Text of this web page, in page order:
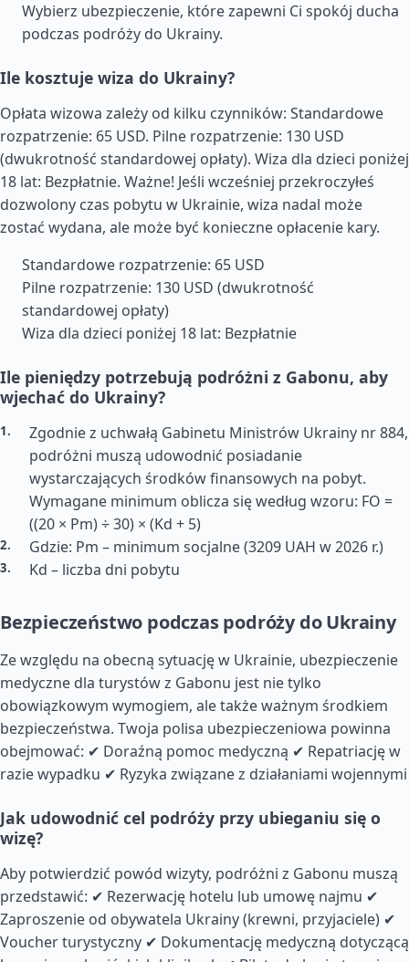
Wybierz ubezpieczenie, które zapewni Ci spokój ducha
podczas podróży do Ukrainy.
Ile kosztuje wiza do Ukrainy?
Opłata wizowa zależy od kilku czynników: Standardowe
rozpatrzenie: 65 USD. Pilne rozpatrzenie: 130 USD
(dwukrotność standardowej opłaty). Wiza dla dzieci poniżej
18 lat: Bezpłatnie. Ważne! Jeśli wcześniej przekroczyłeś
dozwolony czas pobytu w Ukrainie, wiza nadal może
zostać wydana, ale może być konieczne opłacenie kary.
Standardowe rozpatrzenie: 65 USD
Pilne rozpatrzenie: 130 USD (dwukrotność
standardowej opłaty)
Wiza dla dzieci poniżej 18 lat: Bezpłatnie
Ile pieniędzy potrzebują podróżni z Gabonu, aby
wjechać do Ukrainy?
Zgodnie z uchwałą Gabinetu Ministrów Ukrainy nr 884,
podróżni muszą udowodnić posiadanie
wystarczających środków finansowych na pobyt.
Wymagane minimum oblicza się według wzoru: FO =
((20 × Pm) ÷ 30) × (Kd + 5)
Gdzie: Pm – minimum socjalne (3209 UAH w 2026 r.)
Kd – liczba dni pobytu
Bezpieczeństwo podczas podróży do Ukrainy
Ze względu na obecną sytuację w Ukrainie, ubezpieczenie
medyczne dla turystów z Gabonu jest nie tylko
obowiązkowym wymogiem, ale także ważnym środkiem
bezpieczeństwa. Twoja polisa ubezpieczeniowa powinna
obejmować: ✔ Doraźną pomoc medyczną ✔ Repatriację w
razie wypadku ✔ Ryzyka związane z działaniami wojennymi
Jak udowodnić cel podróży przy ubieganiu się o
wizę?
Aby potwierdzić powód wizyty, podróżni z Gabonu muszą
przedstawić: ✔ Rezerwację hotelu lub umowę najmu ✔
Zaproszenie od obywatela Ukrainy (krewni, przyjaciele) ✔
Voucher turystyczny ✔ Dokumentację medyczną dotyczącą